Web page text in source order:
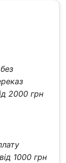
2000 грн
1000 грн